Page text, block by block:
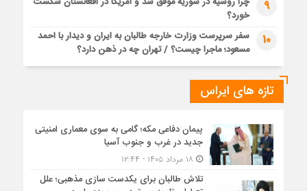
9
خورد؟
10
سفر سرپرست وزارت خارجه طالبان به ایران و دیدار با احمد
مسعود؛ ماجرا چیست؟ / تهران چه در ذهن دارد؟
تازه های ایراس
پیمان دفاعی مکه؛ گامی به سوی معماری امنیتی
جدید در غرب و جنوب آسیا
تلاش طالبان برای یکدست سازی مذهبی؛ علل